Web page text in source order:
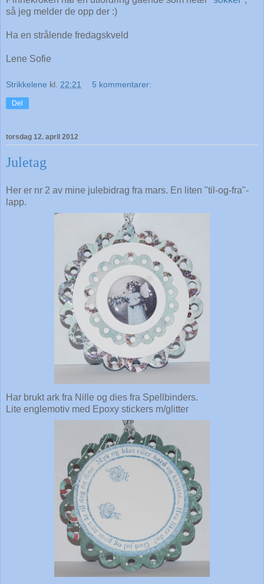
så jeg melder de opp der :)
Ha en strålende fredagskveld
Lene Sofie
Strikkelene kl. 22:21 5 kommentarer:
Del
torsdag 12. april 2012
Juletag
Her er nr 2 av mine julebidrag fra mars. En liten "til-og-fra"-
lapp.
Har brukt ark fra Nille og dies fra Spellbinders.
Lite englemotiv med Epoxy stickers m/glitter